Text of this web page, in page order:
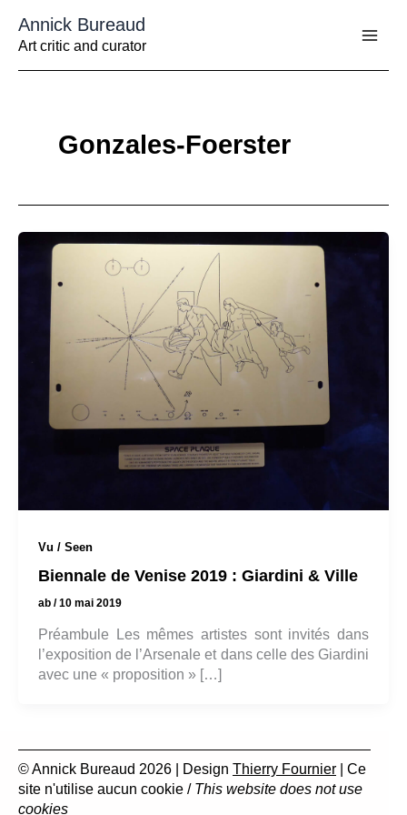
contenu
Annick Bureaud
Art critic and curator
Gonzales-Foerster
Vu / Seen
Biennale de Venise 2019 : Giardini & Ville
ab /10 mai 2019
Préambule Les mêmes artistes sont invités dans
l’exposition de l’Arsenale et dans celle des Giardini
avec une « proposition » […]
© Annick Bureaud 2026 | Design Thierry Fournier | Ce
site n'utilise aucun cookie / This website does not use
cookies